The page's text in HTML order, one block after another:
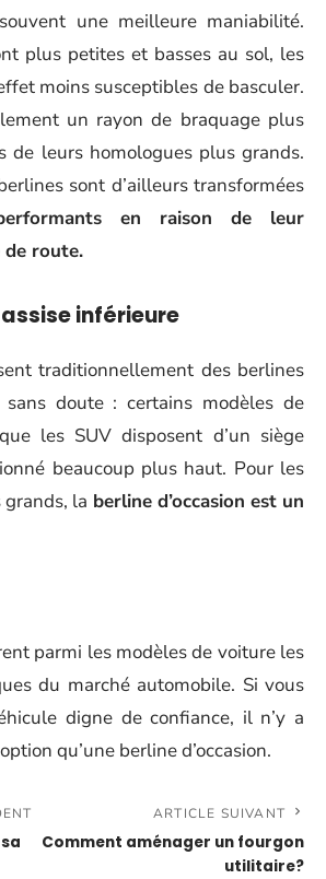
une meilleure maniabilité.
plus petites et basses au sol, les
moins susceptibles de basculer.
un rayon de braquage plus
de leurs homologues plus grands.
sont d’ailleurs transformées
en raison de leur
route.
inférieure
traditionnellement des berlines
doute : certains modèles de
les SUV disposent d’un siège
beaucoup plus haut. Pour les
la berline d’occasion est un
parmi les modèles de voiture les
du marché automobile. Si vous
digne de confiance, il n’y a
qu’une berline d’occasion.
ARTICLE SUIVANT
Comment aménager un fourgon
utilitaire?